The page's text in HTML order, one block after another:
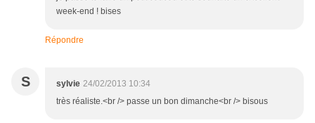
week-end ! bises
Répondre
S sylvie 24/02/2013 10:34
très réaliste.<br /> passe un bon dimanche<br /> bisous